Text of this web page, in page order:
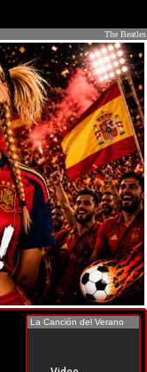
The Beatles
La Canción del Verano